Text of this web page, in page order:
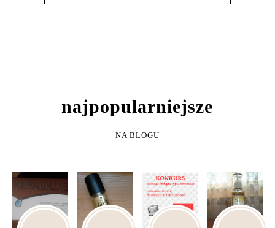
NAJPOPULARNIEJSZE
NA BLOGU